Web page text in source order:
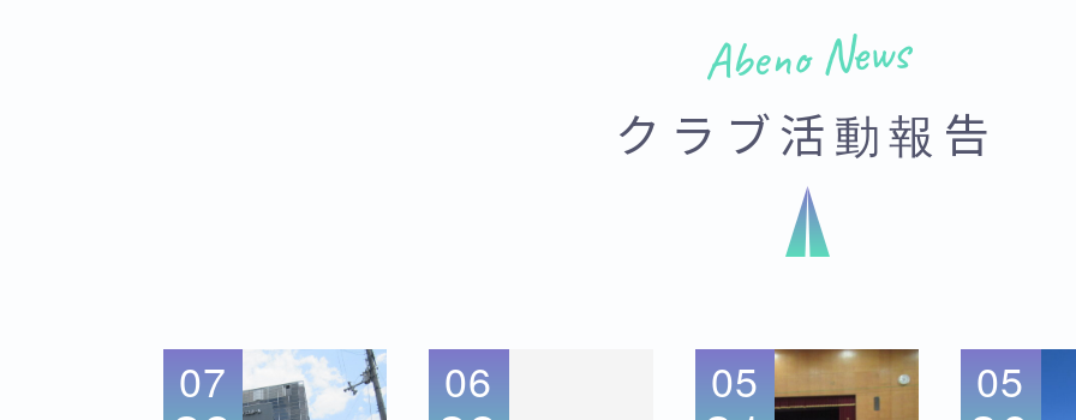
Abeno News
クラブ活動報告
07 06 05 05